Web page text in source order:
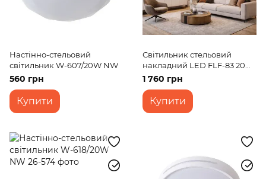
Настінно-стельовий
світильник W-607/20W NW
560 грн
Купити
Світильник стельовий
накладний LED FLF-83 20W
NW WH
1 760 грн
Купити